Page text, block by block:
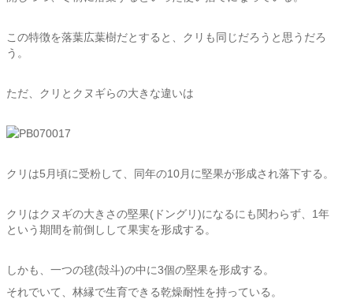
この特徴を落葉広葉樹だとすると、クリも同じだろうと思うだろ
う。
ただ、クリとクヌギらの大きな違いは
クリは5月頃に受粉して、同年の10月に堅果が形成され落下する。
クリはクヌギの大きさの堅果(ドングリ)になるにも関わらず、1年
という期間を前倒しして果実を形成する。
しかも、一つの毬(殻斗)の中に3個の堅果を形成する。
それでいて、林縁で生育できる乾燥耐性を持っている。